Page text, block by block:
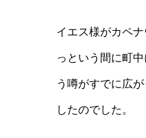
イエス様がカペ
っという間に町
う噂がすでに広
したのでした。